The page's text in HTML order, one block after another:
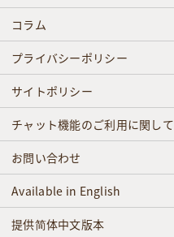
コラム
プライバシーポリシー
サイトポリシー
チャット機能のご利用に関して
お問い合わせ
Available in English
提供简体中文版本